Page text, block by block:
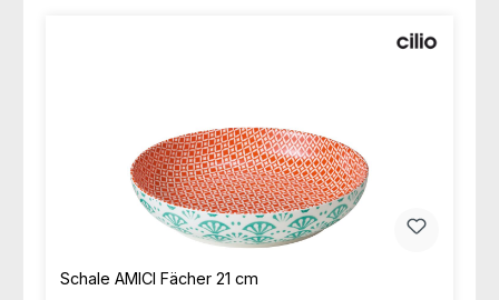
Schale AMICI Fächer 21 cm